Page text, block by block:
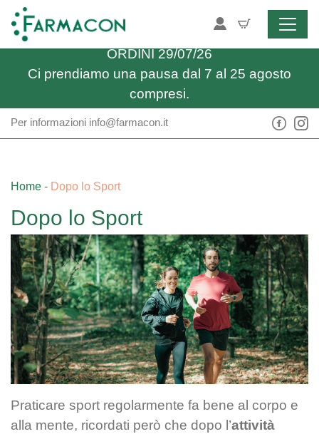
Vai al contenutoSpedizione gratuita sopra i 34,90€
ULTIMO GIORNO UTILE PER RICEVERE GLI
ORDINI 29/07/26
Ci prendiamo una pausa dal 7 al 25 agosto
compresi.
Per informazioni info@farmacon.it
Home - Dopo lo Sport
Dopo lo Sport
Praticare sport regolarmente fa bene al corpo e
alla mente, ricordati però che dopo l’attività